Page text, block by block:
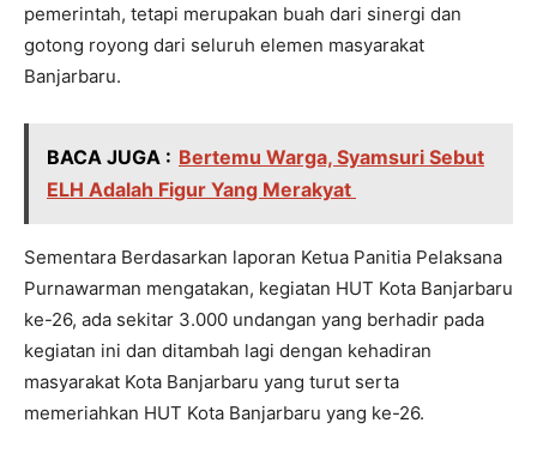
pemerintah, tetapi merupakan buah dari sinergi dan
gotong royong dari seluruh elemen masyarakat
Banjarbaru.
BACA JUGA : Bertemu Warga, Syamsuri Sebut
ELH Adalah Figur Yang Merakyat
Sementara Berdasarkan laporan Ketua Panitia Pelaksana
Purnawarman mengatakan, kegiatan HUT Kota Banjarbaru
ke-26, ada sekitar 3.000 undangan yang berhadir pada
kegiatan ini dan ditambah lagi dengan kehadiran
masyarakat Kota Banjarbaru yang turut serta
memeriahkan HUT Kota Banjarbaru yang ke-26.